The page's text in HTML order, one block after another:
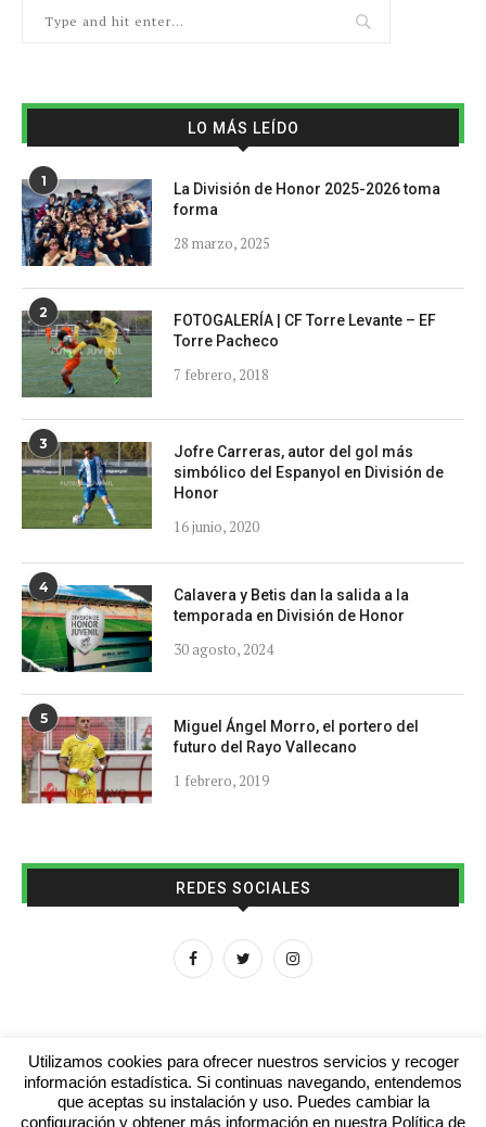
LO MÁS LEÍDO
1
La División de Honor 2025-2026 toma
forma
28 marzo, 2025
2
FOTOGALERÍA | CF Torre Levante – EF
Torre Pacheco
7 febrero, 2018
3
Jofre Carreras, autor del gol más
simbólico del Espanyol en División de
Honor
16 junio, 2020
4
Calavera y Betis dan la salida a la
temporada en División de Honor
30 agosto, 2024
5
Miguel Ángel Morro, el portero del
futuro del Rayo Vallecano
1 febrero, 2019
REDES SOCIALES
Aviso legal Contacto Colabora con nosotros
Utilizamos cookies para ofrecer nuestros servicios y recoger
información estadística. Si continuas navegando, entendemos
que aceptas su instalación y uso. Puedes cambiar la
configuración y obtener más información en nuestra Política de